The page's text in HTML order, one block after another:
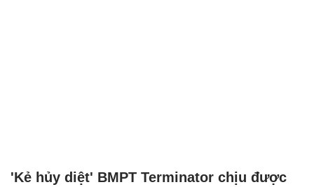
'Kẻ hủy diệt' BMPT Terminator chịu được